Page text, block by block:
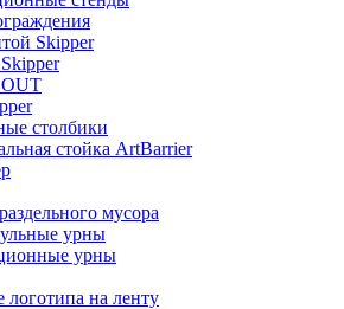
Skipper
столбики
стойка ArtBarrier
мусора
урны
урны
логотипа на ленту